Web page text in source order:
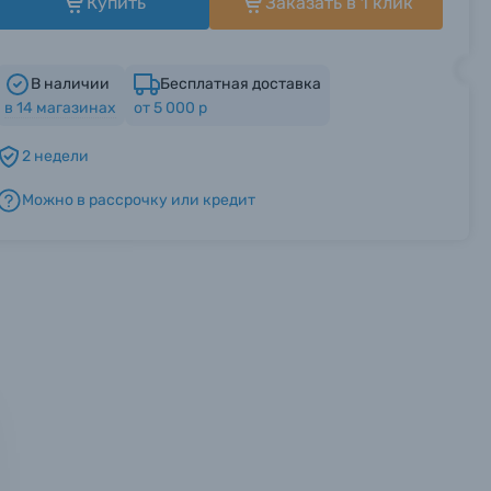
с
В наличии
в 14 магазинах
Бесплатная доставка
от 5 000 р
2 недели
Можно в рассрочку или кредит